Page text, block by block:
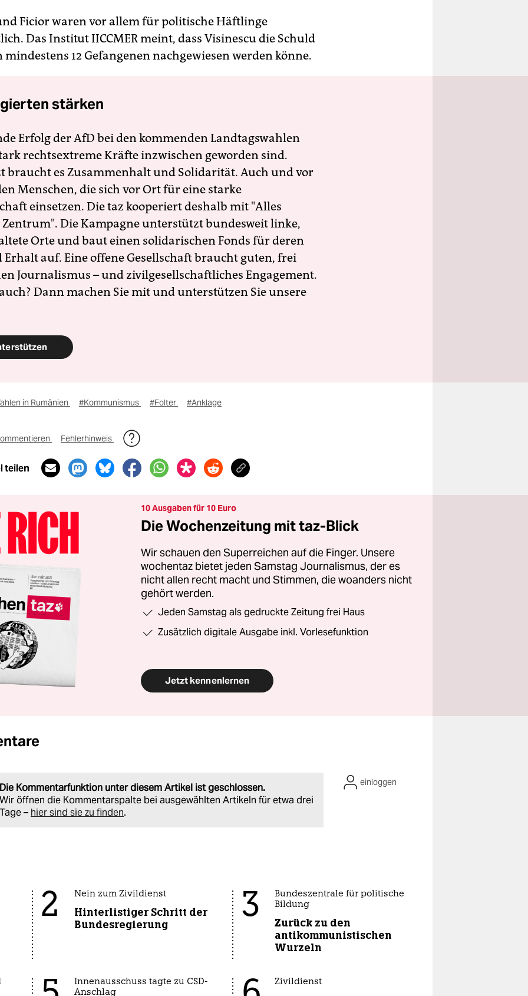
Ficior waren vor allem für politische Häftlinge
Das Institut IICCMER meint, dass Visinescu die Schuld
mindestens 12 Gefangenen nachgewiesen werden könne.
stärken
Erfolg der AfD bei den kommenden Landtagswahlen
rechtsextreme Kräfte inzwischen geworden sind.
braucht es Zusammenhalt und Solidarität. Auch und vor
Menschen, die sich vor Ort für eine starke
einsetzen. Die taz kooperiert deshalb mit "Alles
Die Kampagne unterstützt bundesweit linke,
Orte und baut einen solidarischen Fonds für deren
Erhalt auf. Eine offene Gesellschaft braucht guten, frei
Journalismus – und zivilgesellschaftliches Engagement.
Dann machen Sie mit und unterstützen Sie unsere
in Rumänien #Kommunismus #Folter #Anklage
Fehlerhinweis
teilen
10 Ausgaben für 10 Euro
Die Wochenzeitung mit taz-Blick
Wir schauen den Superreichen auf die Finger. Unsere
wochentaz bietet jeden Samstag Journalismus, der es
nicht allen recht macht und Stimmen, die woanders nicht
gehört werden.
Jeden Samstag als gedruckte Zeitung frei Haus
Zusätzlich digitale Ausgabe inkl. Vorlesefunktion
Jetzt kennenlernen
Die Kommentarfunktion unter diesem Artikel ist geschlossen.
Wir öffnen die Kommentarspalte bei ausgewählten Artikeln für etwa drei
Tage – hier sind sie zu finden.
einloggen
2 Nein zum Zivildienst
Hinterlistiger Schritt der
Bundesregierung
3
Bundeszentrale für politische
Bildung
Zurück zu den
antikommunistischen
Wurzeln
Innenausschuss tagte zu CSD-
Anschlag
Zivildienst